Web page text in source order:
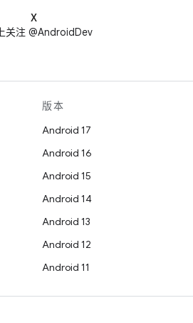
X
关注 @AndroidDev
版本
Android 17
Android 16
Android 15
Android 14
Android 13
Android 12
Android 11